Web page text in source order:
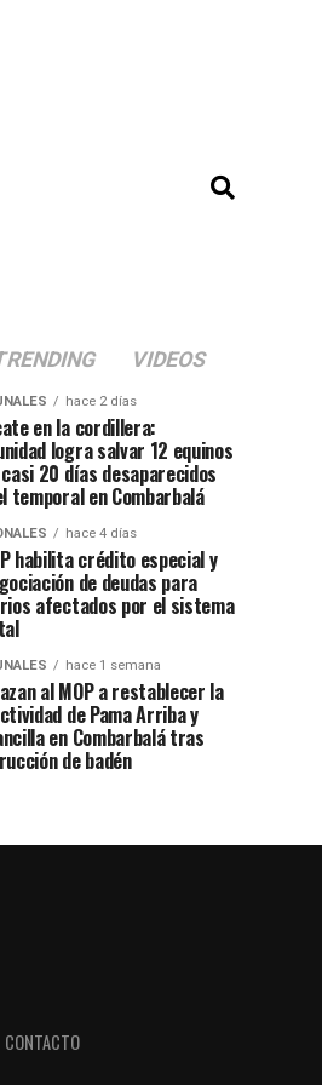
VIDEOS
hace 2 días
en la cordillera:
logra salvar 12 equinos
20 días desaparecidos
temporal en Combarbalá
hace 4 días
habilita crédito especial y
de deudas para
afectados por el sistema
hace 1 semana
al MOP a restablecer la
de Pama Arriba y
en Combarbalá tras
de badén
CONTACTO